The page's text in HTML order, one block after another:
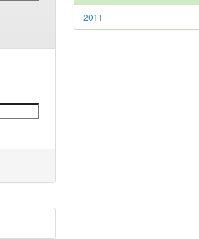
2011